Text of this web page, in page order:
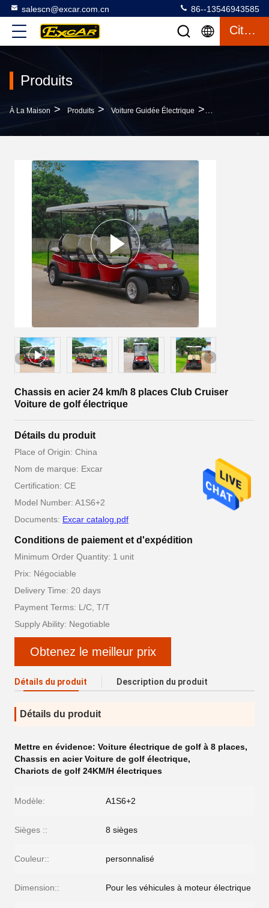
salescn@excar.com.cn 86--13546943585
Citation
Produits
À La Maison > Produits > Voiture Guidée Électrique >
Chassis en acier 24 km/h 8 places Club Cruiser
Voiture de golf électrique
Détails du produit
Place of Origin: China
Nom de marque: Excar
Certification: CE
Model Number: A1S6+2
Documents: Excar catalog.pdf
Conditions de paiement et d'expédition
Minimum Order Quantity: 1 unit
Prix: Négociable
Delivery Time: 20 days
Payment Terms: L/C, T/T
Supply Ability: Negotiable
Obtenez le meilleur prix
Détails du produit Description du produit
Détails du produit
Mettre en évidence: Voiture électrique de golf à 8 places,
Chassis en acier Voiture de golf électrique,
Chariots de golf 24KM/H électriques
Modèle: A1S6+2
Sièges :: 8 sièges
Couleur:: personnalisé
Dimension:: Pour les véhicules à moteur électrique